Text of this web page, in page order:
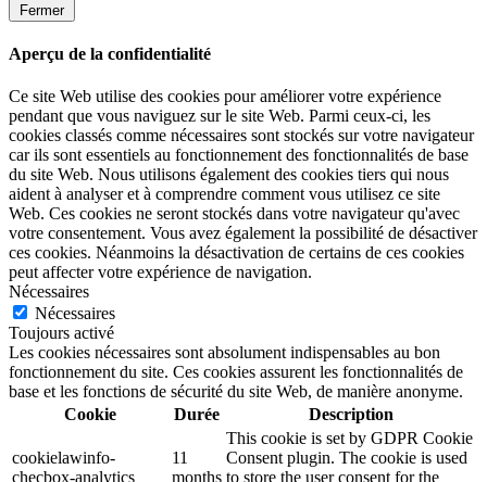
Fermer
Aperçu de la confidentialité
Ce site Web utilise des cookies pour améliorer votre expérience
pendant que vous naviguez sur le site Web. Parmi ceux-ci, les
cookies classés comme nécessaires sont stockés sur votre navigateur
car ils sont essentiels au fonctionnement des fonctionnalités de base
du site Web. Nous utilisons également des cookies tiers qui nous
aident à analyser et à comprendre comment vous utilisez ce site
Web. Ces cookies ne seront stockés dans votre navigateur qu'avec
votre consentement. Vous avez également la possibilité de désactiver
ces cookies. Néanmoins la désactivation de certains de ces cookies
peut affecter votre expérience de navigation.
Nécessaires
Nécessaires
Toujours activé
Les cookies nécessaires sont absolument indispensables au bon
fonctionnement du site. Ces cookies assurent les fonctionnalités de
base et les fonctions de sécurité du site Web, de manière anonyme.
Cookie
Durée Description
cookielawinfo-
checbox-analytics
11
months
This cookie is set by GDPR Cookie
Consent plugin. The cookie is used
to store the user consent for the